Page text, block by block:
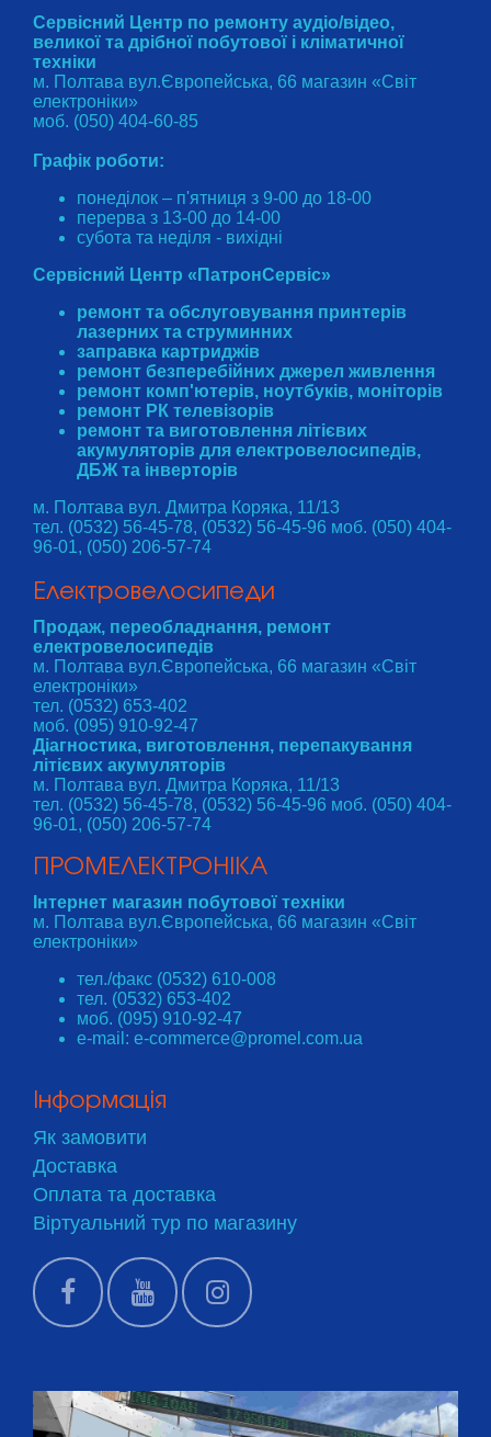
Інформація
Як замовити
Доставка
Оплата та доставка
Віртуальний тур по магазину
Сервісний Центр по ремонту аудіо/відео,
великої та дрібної побутової і кліматичної
техніки
м. Полтава вул.Європейська, 66 магазин «Світ
електроніки»
моб. (050) 404-60-85
Графік роботи:
понеділок – п'ятниця з 9-00 до 18-00
перерва з 13-00 до 14-00
субота та неділя - вихідні
Сервісний Центр «ПатронСервіс»
ремонт та обслуговування принтерів
лазерних та струминних
заправка картриджів
ремонт безперебійних джерел живлення
ремонт комп'ютерів, ноутбуків, моніторів
ремонт РК телевізорів
ремонт та виготовлення літієвих
акумуляторів для електровелосипедів,
ДБЖ та інверторів
м. Полтава вул. Дмитра Коряка, 11/13
тел. (0532) 56-45-78, (0532) 56-45-96 моб. (050) 404-
96-01, (050) 206-57-74
Електровелосипеди
Продаж, переобладнання, ремонт
електровелосипедів
м. Полтава вул.Європейська, 66 магазин «Світ
електроніки»
тел. (0532) 653-402
моб. (095) 910-92-47
Діагностика, виготовлення, перепакування
літієвих акумуляторів
м. Полтава вул. Дмитра Коряка, 11/13
тел. (0532) 56-45-78, (0532) 56-45-96 моб. (050) 404-
96-01, (050) 206-57-74
ПРОМЕЛЕКТРОНІКА
Інтернет магазин побутової техніки
м. Полтава вул.Європейська, 66 магазин «Світ
електроніки»
тел./факс (0532) 610-008
тел. (0532) 653-402
моб. (095) 910-92-47
e-mail: e-commerce@promel.com.ua